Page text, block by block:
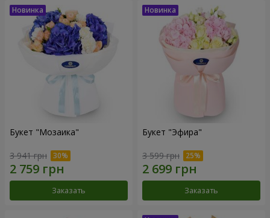
Букет "Мозаика"
3 941 грн
Заказать
Букет "Эфира"
3 599 грн
Заказать